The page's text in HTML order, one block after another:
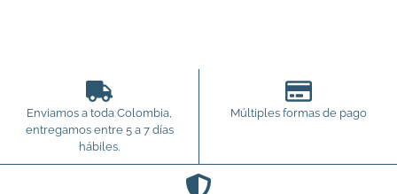
Enviamos a toda Colombia,
entregamos entre 5 a 7 días
hábiles.
Múltiples formas de pago